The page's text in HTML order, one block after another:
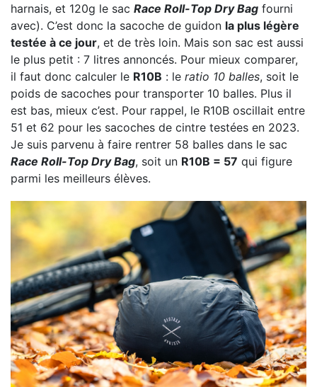
harnais, et 120g le sac Race Roll-Top Dry Bag fourni
avec). C’est donc la sacoche de guidon la plus légère
testée à ce jour, et de très loin. Mais son sac est aussi
le plus petit : 7 litres annoncés. Pour mieux comparer,
il faut donc calculer le R10B : le ratio 10 balles, soit le
poids de sacoches pour transporter 10 balles. Plus il
est bas, mieux c’est. Pour rappel, le R10B oscillait entre
51 et 62 pour les sacoches de cintre testées en 2023.
Je suis parvenu à faire rentrer 58 balles dans le sac
Race Roll-Top Dry Bag, soit un R10B = 57 qui figure
parmi les meilleurs élèves.